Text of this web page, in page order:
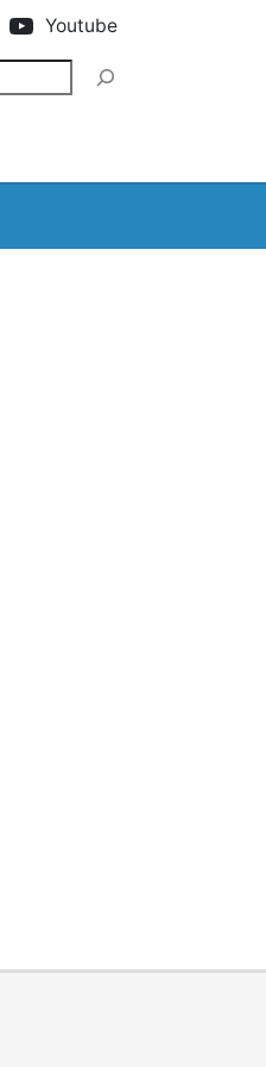
Youtube